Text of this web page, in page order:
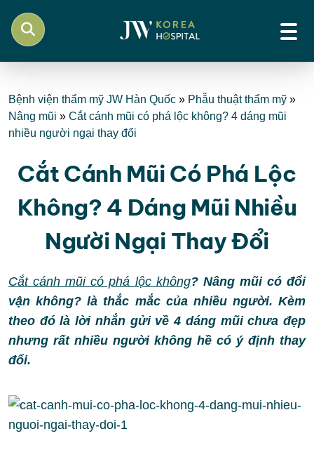
Bệnh viện thẩm mỹ JW Hàn Quốc » Phẫu thuật thẩm mỹ »
Nâng mũi » Cắt cánh mũi có phá lộc không? 4 dáng mũi
nhiều người ngại thay đổi
Cắt Cánh Mũi Có Phá Lộc
Không? 4 Dáng Mũi Nhiều
Người Ngại Thay Đổi
Cắt cánh mũi có phá lộc không? Nâng mũi có đổi
vận không? là thắc mắc của nhiều người. Kèm
theo đó là lời nhắn gửi về 4 dáng mũi chưa đẹp
nhưng rất nhiều người không hề có ý định thay
đổi.